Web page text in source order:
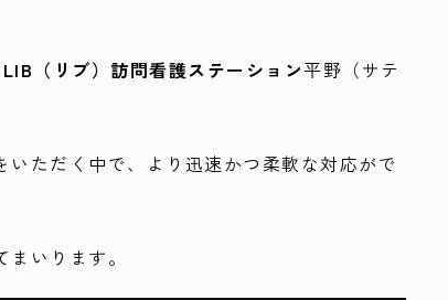
LIB（リブ）訪問看護ステーション平野（サテ
ただく中で、より迅速かつ柔軟な対応がで
いります。